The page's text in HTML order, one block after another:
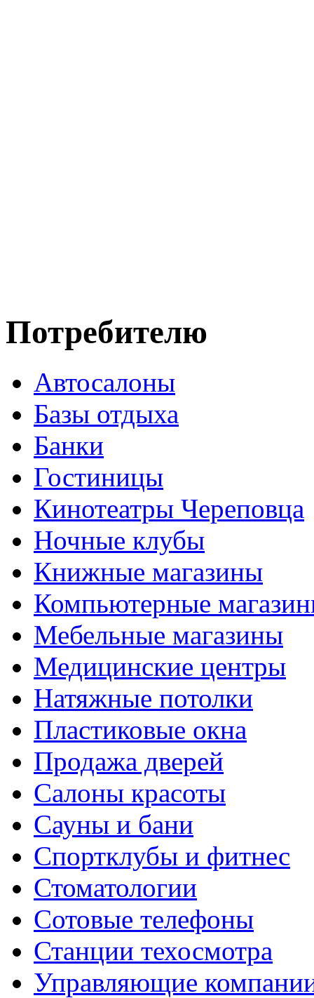
Потребителю
Автосалоны
Базы отдыха
Банки
Гостиницы
Кинотеатры Череповца
Ночные клубы
Книжные магазины
Компьютерные
Мебельные магазины
Медицинские центры
Натяжные потолки
Пластиковые окна
Продажа дверей
Салоны красоты
Сауны и бани
Спортклубы и фитнес
Стоматологии
Сотовые телефоны
Станции техосмотра
Управляющие